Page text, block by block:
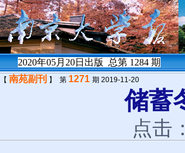
2020年05月20日出版 总第 1284 期
【 南苑副刊 】 第 1271 期 2019-11-20
储
点击：